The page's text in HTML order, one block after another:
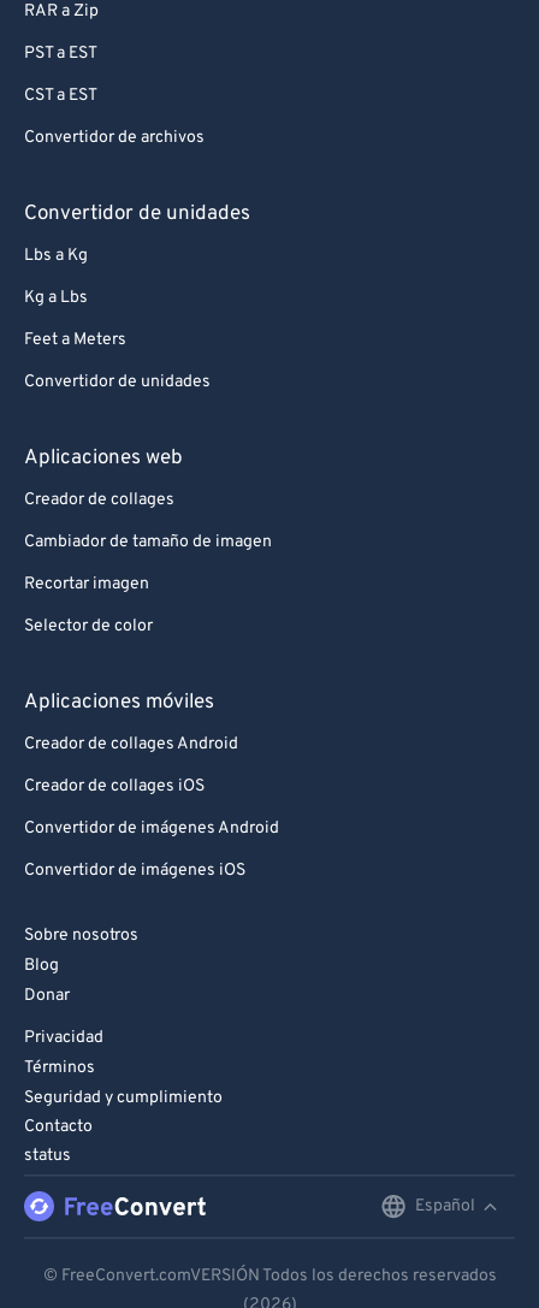
RAR a Zip
PST a EST
CST a EST
Convertidor de archivos
Convertidor de unidades
Lbs a Kg
Kg a Lbs
Feet a Meters
Convertidor de unidades
Aplicaciones web
Creador de collages
Cambiador de tamaño de imagen
Recortar imagen
Selector de color
Aplicaciones móviles
Creador de collages Android
Creador de collages iOS
Convertidor de imágenes Android
Convertidor de imágenes iOS
Sobre nosotros
Blog
Donar
Privacidad
Términos
Seguridad y cumplimiento
Contacto
status
Español
© FreeConvert.comVERSIÓN Todos los derechos reservados